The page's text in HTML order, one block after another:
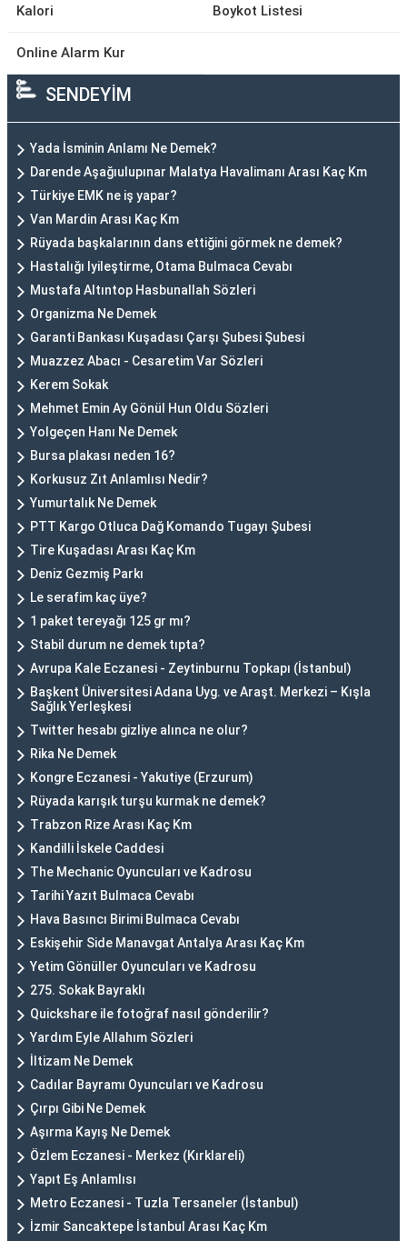
Kalori
Boykot Listesi
Online Alarm Kur
SENDEYİM
Yada İsminin Anlamı Ne Demek?
Darende Aşağıulupınar Malatya Havalimanı Arası Kaç Km
Türkiye EMK ne iş yapar?
Van Mardin Arası Kaç Km
Rüyada başkalarının dans ettiğini görmek ne demek?
Hastalığı Iyileştirme, Otama Bulmaca Cevabı
Mustafa Altıntop Hasbunallah Sözleri
Organizma Ne Demek
Garanti Bankası Kuşadası Çarşı Şubesi Şubesi
Muazzez Abacı - Cesaretim Var Sözleri
Kerem Sokak
Mehmet Emin Ay Gönül Hun Oldu Sözleri
Yolgeçen Hanı Ne Demek
Bursa plakası neden 16?
Korkusuz Zıt Anlamlısı Nedir?
Yumurtalık Ne Demek
PTT Kargo Otluca Dağ Komando Tugayı Şubesi
Tire Kuşadası Arası Kaç Km
Deniz Gezmiş Parkı
Le serafim kaç üye?
1 paket tereyağı 125 gr mı?
Stabil durum ne demek tıpta?
Avrupa Kale Eczanesi - Zeytinburnu Topkapı (İstanbul)
Başkent Üniversitesi Adana Uyg. ve Araşt. Merkezi – Kışla
Sağlık Yerleşkesi
Twitter hesabı gizliye alınca ne olur?
Rika Ne Demek
Kongre Eczanesi - Yakutiye (Erzurum)
Rüyada karışık turşu kurmak ne demek?
Trabzon Rize Arası Kaç Km
Kandilli İskele Caddesi
The Mechanic Oyuncuları ve Kadrosu
Tarihi Yazıt Bulmaca Cevabı
Hava Basıncı Birimi Bulmaca Cevabı
Eskişehir Side Manavgat Antalya Arası Kaç Km
Yetim Gönüller Oyuncuları ve Kadrosu
275. Sokak Bayraklı
Quickshare ile fotoğraf nasıl gönderilir?
Yardım Eyle Allahım Sözleri
İltizam Ne Demek
Cadılar Bayramı Oyuncuları ve Kadrosu
Çırpı Gibi Ne Demek
Aşırma Kayış Ne Demek
Özlem Eczanesi - Merkez (Kırklareli)
Yapıt Eş Anlamlısı
Metro Eczanesi - Tuzla Tersaneler (İstanbul)
İzmir Sancaktepe İstanbul Arası Kaç Km